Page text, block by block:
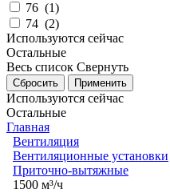
76 (1)
74 (2)
Используются сейчас
Остальные
Весь список Свернуть
Используются сейчас
Остальные
Главная
Вентиляция
Вентиляционные установки
Приточно-вытяжные
1500 м³/ч